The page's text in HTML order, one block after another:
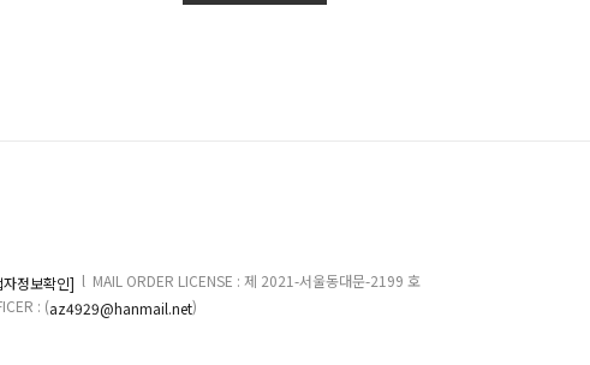
정보확인] l MAIL ORDER LICENSE : 제 2021-서울동대문-2199 호
: (az4929@hanmail.net)